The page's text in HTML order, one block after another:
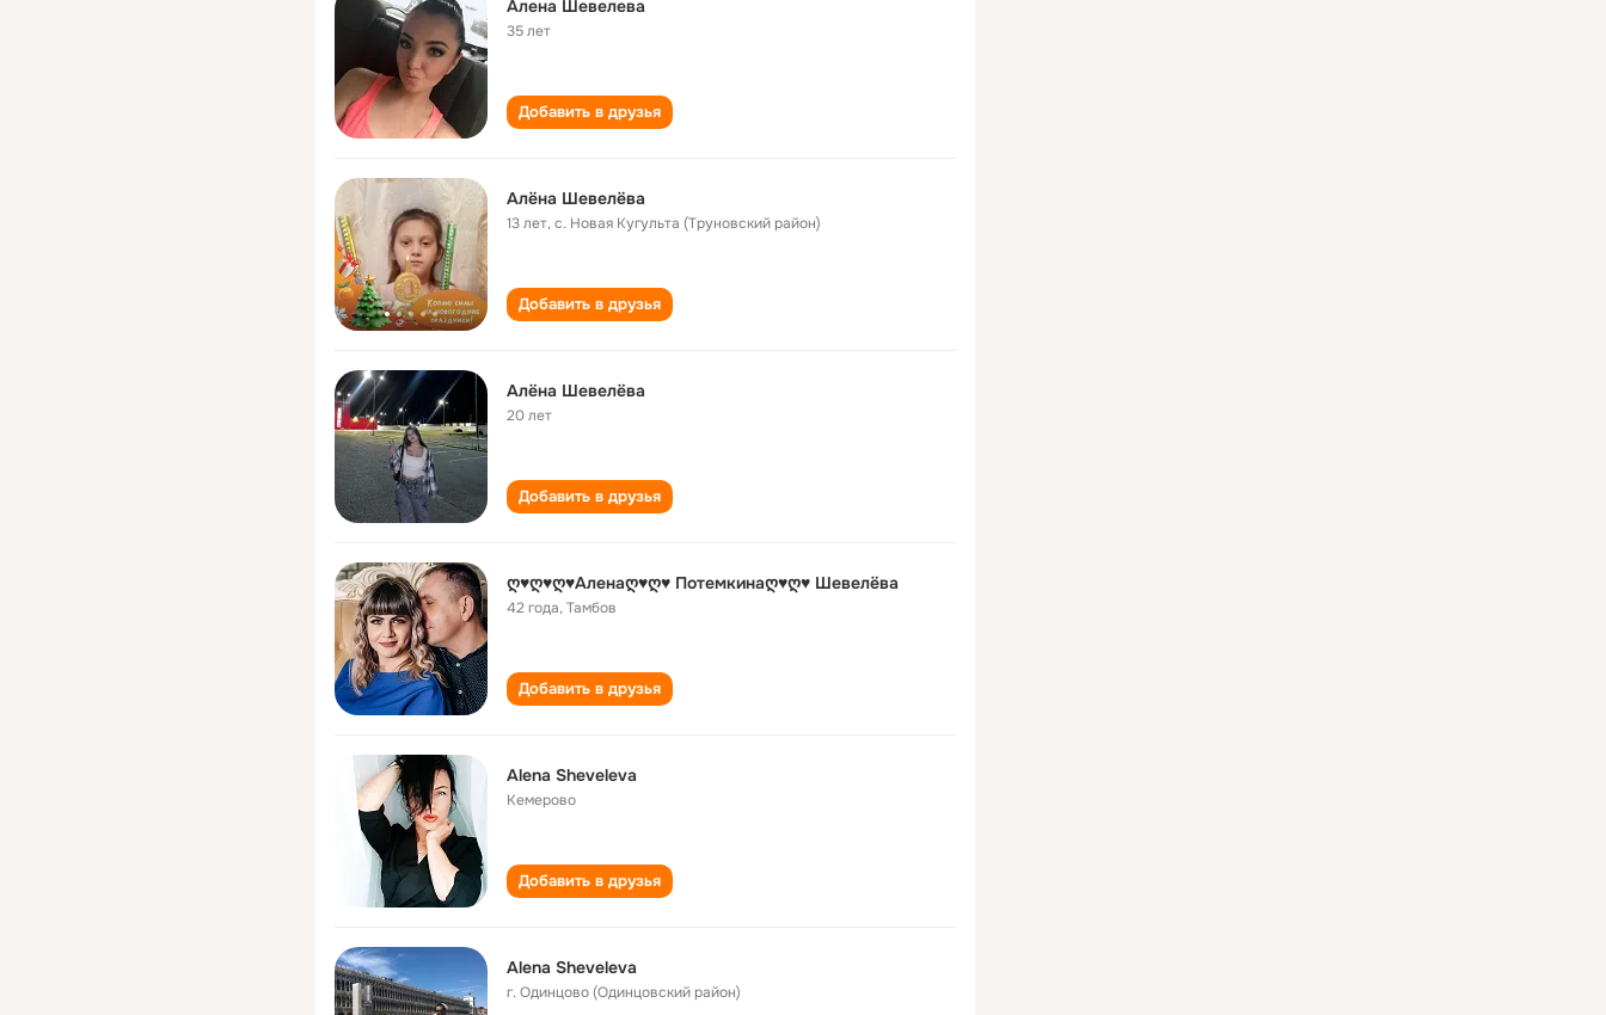
Алена Шевелева
35 лет
Добавить в друзья
Aлёна Шевелёва
13 лет,с. Новая Кугульта (Труновский район)
Добавить в друзья
Алëна Шевелëва
20 лет
Добавить в друзья
ღ♥ღ♥ღ♥Аленаღ♥ღ♥ Потемкинаღ♥ღ♥ Шевелёва
42 года,Тамбов
Добавить в друзья
Alena Sheveleva
Кемерово
Добавить в друзья
Alena Sheveleva
г. Одинцово (Одинцовский район)